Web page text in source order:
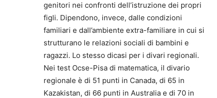
genitori nei confronti dell’istruzione dei propri
figli. Dipendono, invece, dalle condizioni
familiari e dall’ambiente extra-familiare in cui si
strutturano le relazioni sociali di bambini e
ragazzi. Lo stesso dicasi per i divari regionali.
Nei test Ocse-Pisa di matematica, il divario
regionale è di 51 punti in Canada, di 65 in
Kazakistan, di 66 punti in Australia e di 70 in